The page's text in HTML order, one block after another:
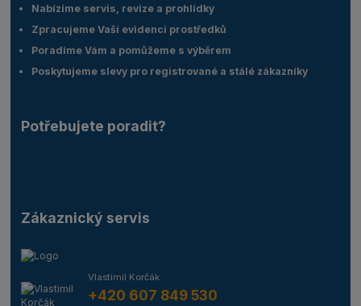
Nabízíme servis, revize a prohlídky
Zpracujeme Vaší evidenci prostředků
Poradíme Vám a pomůžeme s výběrem
Poskytujeme slevy pro registrované a stálé zákazníky
Potřebujete poradit?
Zákaznický servis
Vlastimil Korčák
+420 607 849 530